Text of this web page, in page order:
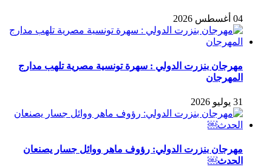
04 أغسطس 2026
مهرجان بنزرت الدولي : سهرة تونسية مصرية تلهب مدارج
المهرجان
31 يوليو 2026
مهرجان بنزرت الدولي: رؤوف ماهر ووائل جسار يصنعان
الحدث￼